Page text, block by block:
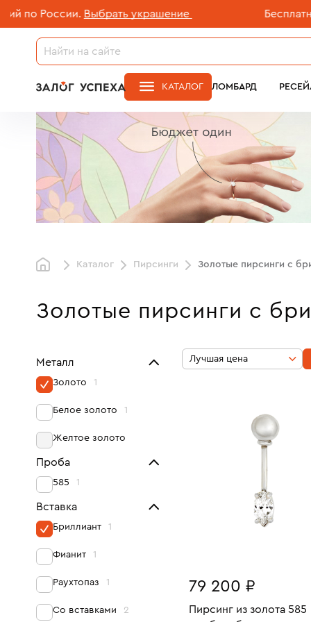
Выбрать украшение Бесплатная
ЛОМБАРД
КАТАЛОГ
Каталог Пирсинги Золотые пирсинги с
Золотые пирсинги с
Металл
Золото 1
Белое золото 1
Желтое золото
Проба
585 1
Вставка
Бриллиант 1
Фианит 1
Раухтопаз 1
Со вставками 2
Лучшая цена
79 200 ₽
Пирсинг из золота 585